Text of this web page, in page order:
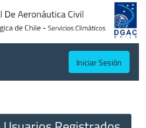
Iniciar Sesión